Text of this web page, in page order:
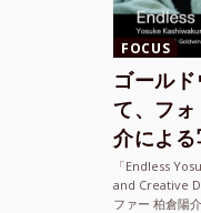
FOCUS
ゴール
て、フ
介によ
「Endless
and Creative
ファー 柏倉陽